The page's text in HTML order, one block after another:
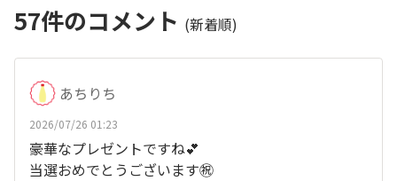
57件のコメント (新着順)
あちりち
2026/07/26 01:23
豪華なプレゼントですね💕
当選おめでとうございます㊗️